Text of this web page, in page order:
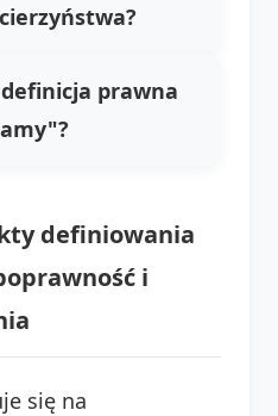
prawna
definiowania
i
się na